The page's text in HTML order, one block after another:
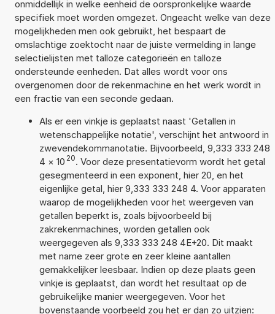
onmiddellijk in welke eenheid de oorspronkelijke waarde
specifiek moet worden omgezet. Ongeacht welke van deze
mogelijkheden men ook gebruikt, het bespaart de
omslachtige zoektocht naar de juiste vermelding in lange
selectielijsten met talloze categorieën en talloze
ondersteunde eenheden. Dat alles wordt voor ons
overgenomen door de rekenmachine en het werk wordt in
een fractie van een seconde gedaan.
Als er een vinkje is geplaatst naast 'Getallen in
wetenschappelijke notatie', verschijnt het antwoord in
zwevendekommanotatie. Bijvoorbeeld, 9,333 333 248
4 × 10 20. Voor deze presentatievorm wordt het getal
gesegmenteerd in een exponent, hier 20, en het
eigenlijke getal, hier 9,333 333 248 4. Voor apparaten
waarop de mogelijkheden voor het weergeven van
getallen beperkt is, zoals bijvoorbeeld bij
zakrekenmachines, worden getallen ook
weergegeven als 9,333 333 248 4E+20. Dit maakt
met name zeer grote en zeer kleine aantallen
gemakkelijker leesbaar. Indien op deze plaats geen
vinkje is geplaatst, dan wordt het resultaat op de
gebruikelijke manier weergegeven. Voor het
bovenstaande voorbeeld zou het er dan zo uitzien: